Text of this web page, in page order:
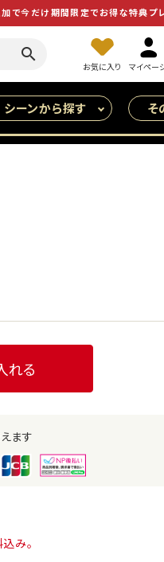
で今だけ期間限定でお得な特典プ
search
お気に入り マイペー
シーンから探す そ
れる
ます
み。